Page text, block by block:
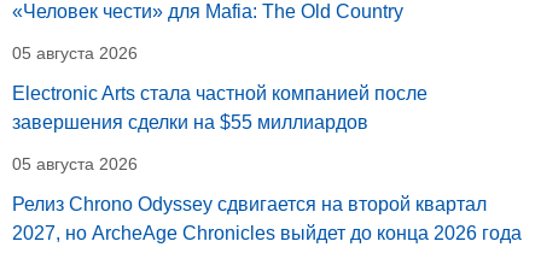
«Человек чести» для Mafia: The Old Country
05 августа 2026
Electronic Arts стала частной компанией после
завершения сделки на $55 миллиардов
05 августа 2026
Релиз Chrono Odyssey сдвигается на второй квартал
2027, но ArcheAge Chronicles выйдет до конца 2026 года